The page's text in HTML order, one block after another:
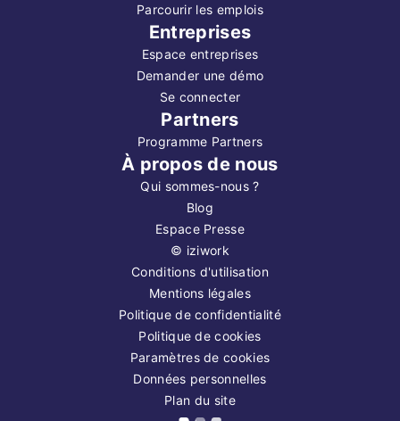
Parcourir les emplois
Entreprises
Espace entreprises
Demander une démo
Se connecter
Partners
Programme Partners
À propos de nous
Qui sommes-nous ?
Blog
Espace Presse
© iziwork
Conditions d'utilisation
Mentions légales
Politique de confidentialité
Politique de cookies
Paramètres de cookies
Données personnelles
Plan du site